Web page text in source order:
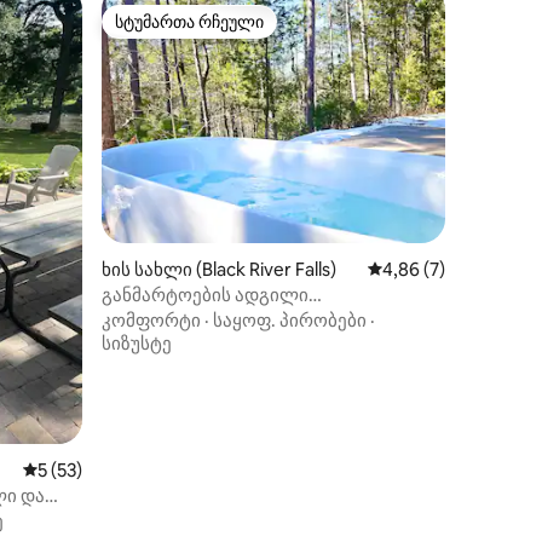
საშუალო შეფასებაა 5‑დან 5, 53 მიმოხილვა
5 (53)
და
სტუმართა რჩეული
სტუმართა რჩეული
ხის სახლი (Black River Falls) საშუალო
4,86 (7)
განმარტოების ადგილი
წყვილებისთვის*ბუხარი*შშმ პირებისთვის
ადაპტირებული* შინაური
კომფორტი · საყოფ. პირობები ·
სიზუსტე